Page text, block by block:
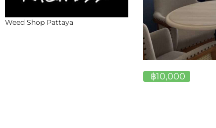
Weed Shop Pattaya
฿10,000